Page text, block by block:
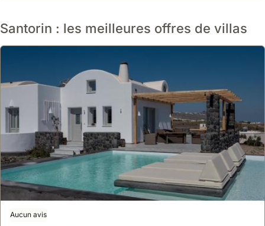
Santorin : les meilleures offres de villas
Aucun avis